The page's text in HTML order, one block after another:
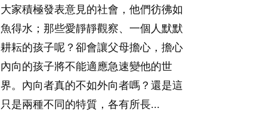
大家積極發表意見的社會，他們彷彿如
魚得水；那些愛靜靜觀察、一個人默默
耕耘的孩子呢？卻會讓父母擔心，擔心
內向的孩子將不能適應急速變他的世
界。內向者真的不如外向者嗎？還是這
只是兩種不同的特質，各有所長...
淆，到底誰是誰非？聽聽專家怎樣說，
解開語言學習的迷思～...
發現事情不如你所料？ 經營婚姻，不
如我們想像的簡單，卻也不是大家說得
那麼難。一起來認識婚姻的真相！...
條。這樣的孩子是萬中無一，還是魚與
熊掌，不能兼得？...
測驗，還要陪玩製造親子時間，尚要處
理家中雜項要務……當父母的，有千百
個任務要做。可惜，有一樣重要至極
的，總被遺漏——關注自己的情緒和心
理健康。...